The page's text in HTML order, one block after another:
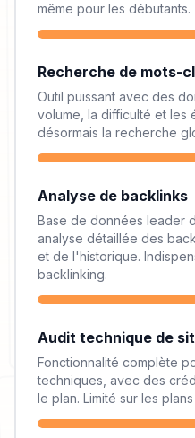
même pour les débutants.
Recherche de mots-
Outil puissant avec des
volume, la difficulté et les
désormais la recherche
Analyse de backlinks
Base de données leader
analyse détaillée des
et de l'historique.
backlinking.
Audit technique de
Fonctionnalité complète
techniques, avec des
le plan. Limité sur les